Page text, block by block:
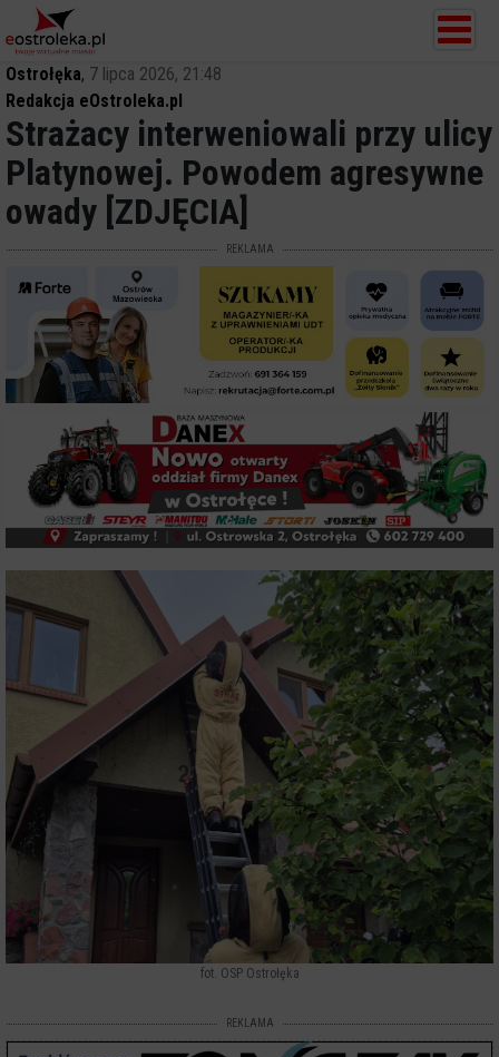
Ostrołęka, 7 lipca 2026, 21:48
Redakcja eOstroleka.pl
Strażacy interweniowali przy ulicy
Platynowej. Powodem agresywne
owady [ZDJĘCIA]
REKLAMA
fot. OSP Ostrołęka
REKLAMA